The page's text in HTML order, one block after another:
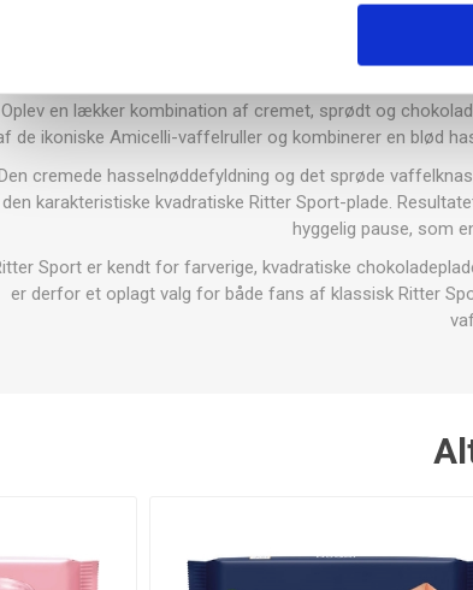
Oplev en lækker kombination af cremet, sprødt og
de ikoniske Amicelli-vaffelruller og kombinerer en blød
cremede hasselnøddefyldning og det sprøde
den karakteristiske kvadratiske Ritter Sport-plade.
hyggelig pause, som
Sport er kendt for farverige, kvadratiske
er derfor et oplagt valg for både fans af klassisk Ritter